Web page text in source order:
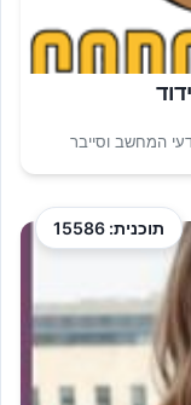
המחשב וסייבר
תוכנית: 15586